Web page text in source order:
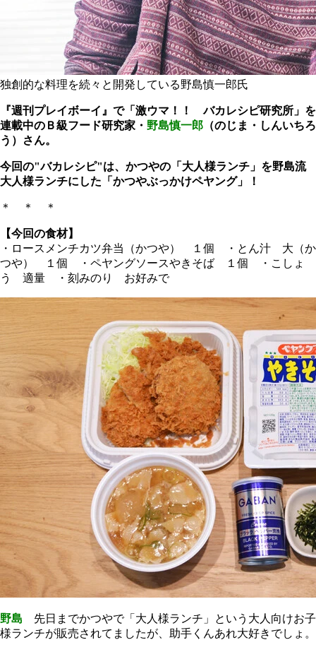
独創的な料理を続々と開発している野島慎一郎氏
『週刊プレイボーイ』で「激ウマ！！ バカレシピ研究所」を
連載中のＢ級フード研究家・ 野島慎一郎 （のじま・しんいちろ
う）さん。
今回の"バカレシピ"は、かつやの「大人様ランチ」を野島流
大人様ランチにした「かつやぶっかけペヤング」！
＊ ＊ ＊
【今回の食材】
・ロースメンチカツ弁当（かつや） １個 ・とん汁 大（か
つや） １個 ・ペヤングソースやきそば １個 ・こしょ
う 適量 ・刻みのり お好みで
野島 先日までかつやで「大人様ランチ」という大人向けお子
様ランチが販売されてましたが、助手くんあれ大好きでしょ。